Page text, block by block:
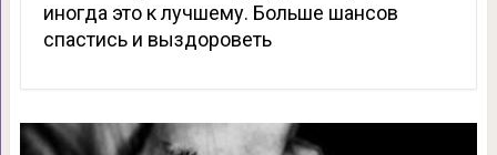
иногда это к лучшему. Больше шансов
спастись и выздороветь